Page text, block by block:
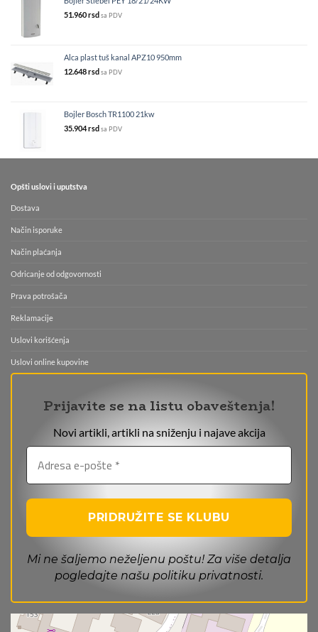
51.960rsd sa PDV
Alca plast tuš kanal APZ10 950mm
12.648rsd sa PDV
Bojler Bosch TR1100 21kw
35.904rsd sa PDV
Opšti uslovi i uputstva
Dostava
Način isporuke
Način plaćanja
Odricanje od odgovornosti
Prava potrošača
Reklamacije
Uslovi korišćenja
Uslovi online kupovine
Prijavite se na listu obaveštenja!
Novi artikli, artikli na sniženju i najave akcija
Mi ne šaljemo neželjenu poštu! Za više detalja
pogledajte našu politiku privatnosti.